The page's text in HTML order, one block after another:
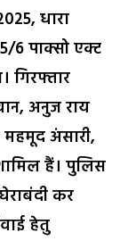
धारा
6 पाक्सो एक्ट
गिरफ्तार
अनुज राय
महमूद अंसारी,
हैं। पुलिस
कर
हेतु